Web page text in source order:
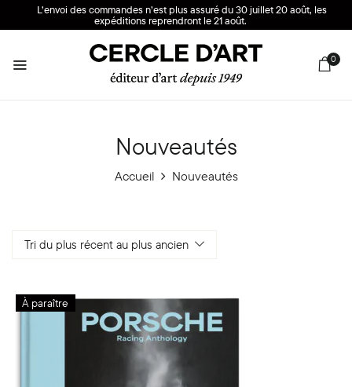
L’envoi des commandes n’est plus assuré du 30 juillet 20 août, les
expéditions reprendront le 21 août.
0
Nouveautés
Accueil Nouveautés
Tri du plus récent au plus ancien
À paraître